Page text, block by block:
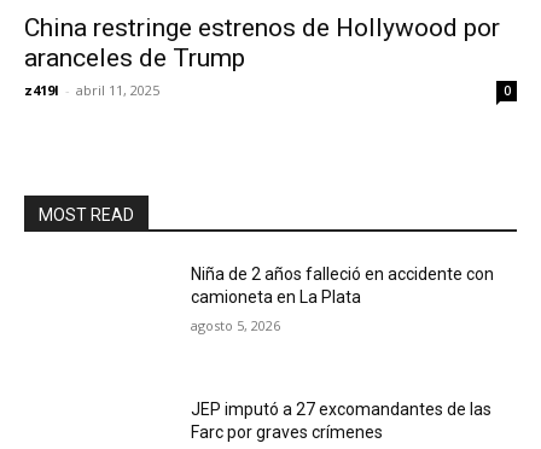
China restringe estrenos de Hollywood por
aranceles de Trump
z419l - abril 11, 2025 0
MOST READ
Niña de 2 años falleció en accidente con
camioneta en La Plata
agosto 5, 2026
JEP imputó a 27 excomandantes de las
Farc por graves crímenes